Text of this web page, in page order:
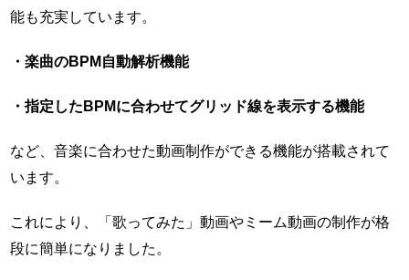
能も充実しています。
・楽曲のBPM自動解析機能
・指定したBPMに合わせてグリッド線を表示する機能
など、音楽に合わせた動画制作ができる機能が搭載されて
います。
これにより、「歌ってみた」動画やミーム動画の制作が格
段に簡単になりました。